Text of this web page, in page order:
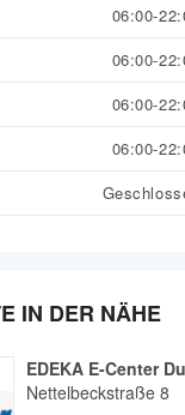
06:00-
06:00-
06:00-
06:00-
IN DER NÄHE
EDEKA E-Center
Nettelbeckstraße 8